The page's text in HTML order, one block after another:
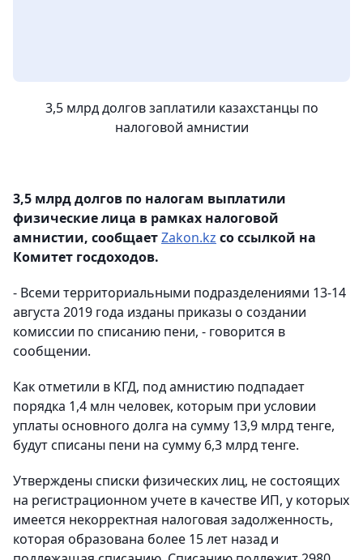
3,5 млрд долгов заплатили казахстанцы по
налоговой амнистии
3,5 млрд долгов по налогам выплатили
физические лица в рамках налоговой
амнистии, сообщаетZakon.kz со ссылкой на
Комитет госдоходов.
- Всеми территориальными подразделениями 13-14
августа 2019 года изданы приказы о создании
комиссии по списанию пени, - говорится в
сообщении.
Как отметили в КГД, под амнистию подпадает
порядка 1,4 млн человек, которым при условии
уплаты основного долга на сумму 13,9 млрд тенге,
будут списаны пени на сумму 6,3 млрд тенге.
Утверждены списки физических лиц, не состоящих
на регистрационном учете в качестве ИП, у которых
имеется некорректная налоговая задолженность,
которая образована более 15 лет назад и